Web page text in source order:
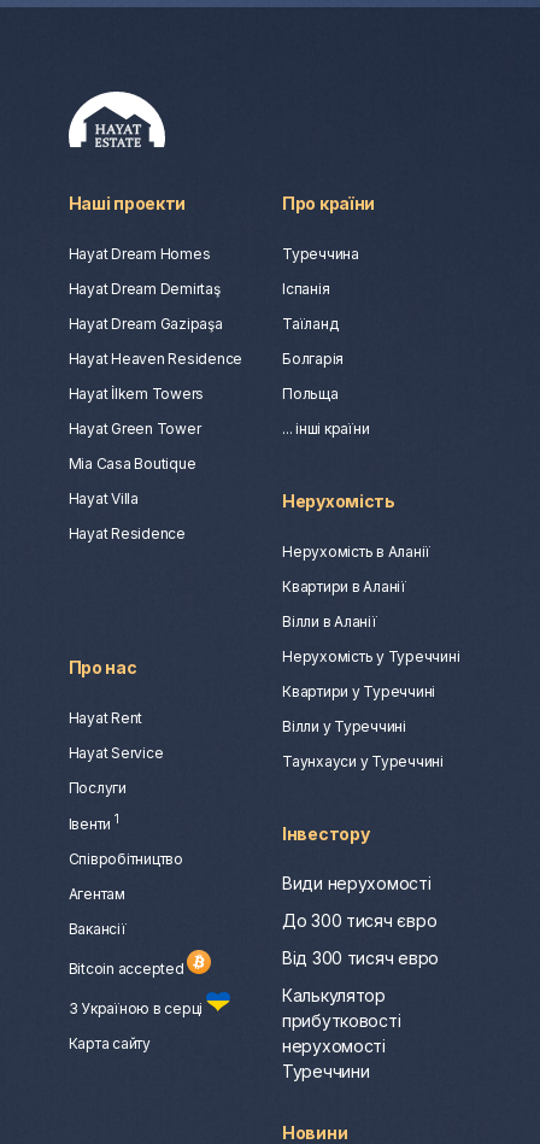
Наші проекти
Hayat Dream Homes
Hayat Dream Demirtaş
Hayat Dream Gazipaşa
Hayat Heaven Residence
Hayat İlkem Towers
Hayat Green Tower
Mia Casa Boutique
Hayat Villa
Hayat Residence
Про країни
Туреччина
Іспанія
Таїланд
Болгарія
Польща
... інші країни
Про нас
Hayat Rent
Hayat Service
Послуги
Івенти 1
Співробітництво
Агентам
Вакансії
Bitcoin accepted
З Україною в серці
Карта сайту
Нерухомість
Нерухомість в Аланії
Квартири в Аланії
Вілли в Аланії
Нерухомість у Туреччині
Квартири у Туреччині
Вілли у Туреччині
Таунхауси у Туреччині
Інвестору
Види нерухомості
До 300 тисяч євро
Від 300 тисяч евро
Калькулятор
прибутковості
нерухомості
Туреччини
Новини